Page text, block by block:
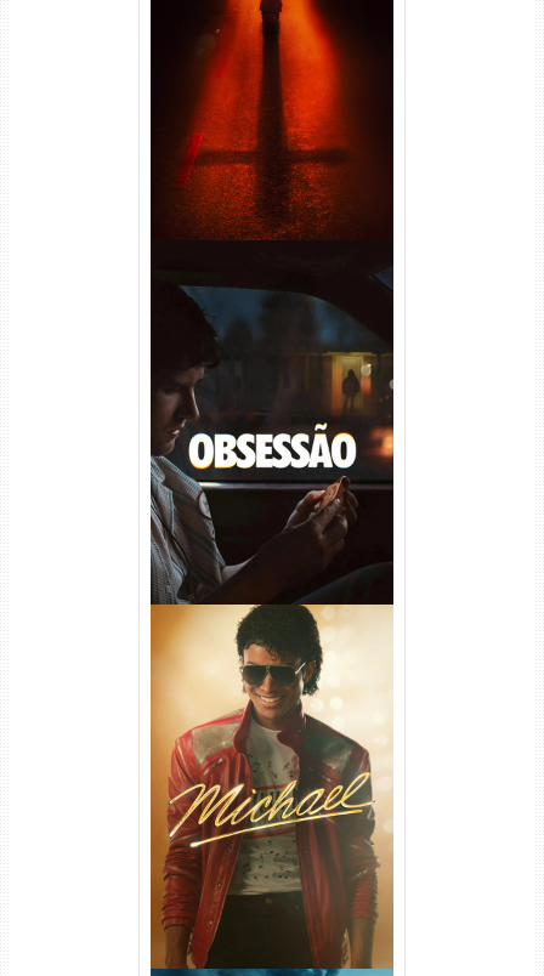
Passageiro do Mal Torrent
(2026) WEB-DL 1080p Dual
Áudio
Obsessão Torrent (2026)
WEB-DL 1080p/4K Dual
Áudio
Michael Torrent (2026) WEB-
DL 1080p/4K Dual Áudio